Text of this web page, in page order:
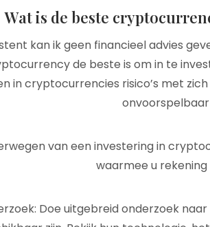
Wat is de beste
kan ik geen financieel advies
de beste is om in te
in cryptocurrencies risico’s met
onvoorspelbaar
van een investering in
waarmee u rekening
Doe uitgebreid onderzoek